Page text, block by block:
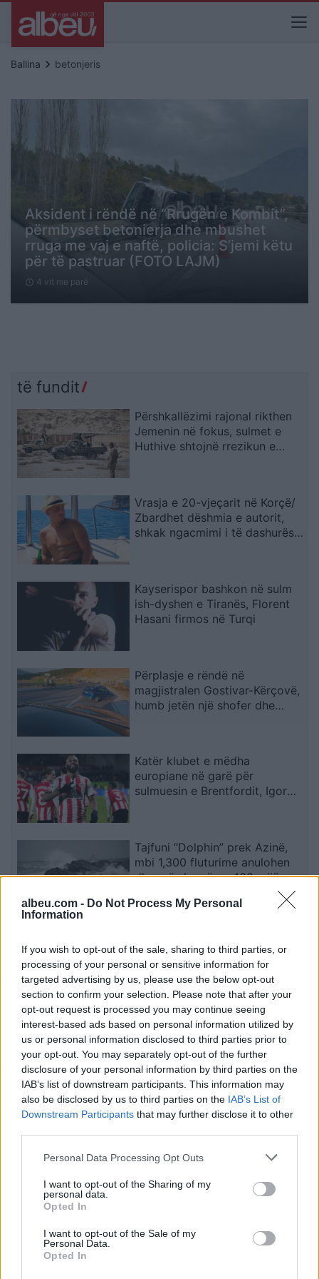
albeu.com - Do Not Process My Personal
Information
If you wish to opt-out of the sale, sharing to third parties, or
processing of your personal or sensitive information for
targeted advertising by us, please use the below opt-out
section to confirm your selection. Please note that after your
opt-out request is processed you may continue seeing
interest-based ads based on personal information utilized by
us or personal information disclosed to third parties prior to
your opt-out. You may separately opt-out of the further
disclosure of your personal information by third parties on the
IAB’s list of downstream participants. This information may
also be disclosed by us to third parties on the IAB’s List of
Downstream Participants that may further disclose it to other
Personal Data Processing Opt Outs
I want to opt-out of the Sharing of my
personal data.
Opted In
I want to opt-out of the Sale of my
Personal Data.
Opted In
Ballina keyboard_arrow_right betonjeris
Aksident i rëndë në “Rrugën e Kombit”,
përmbyset betonierja dhe mbushet
rruga me vaj e naftë, policia: S’jemi këtu
për të pastruar (FOTO LAJM)
schedule 4 vit me parë
të fundit
Përshkallëzimi rajonal rikthen
Jemenin në fokus, sulmet e
Huthive shtojnë rrezikun e
Vrasja e 20-vjeçarit në Korçë/
Zbardhet dëshmia e autorit,
shkak ngacmimi i të dashurës
Kayserispor bashkon në sulm
ish-dyshen e Tiranës, Florent
Hasani firmos në Turqi
Përplasje e rëndë në
magjistralen Gostivar-Kërçovë,
humb jetën një shofer dhe
Katër klubet e mëdha
europiane në garë për
sulmuesin e Brentfordit, Igor
Tajfuni “Dolphin” prek Azinë,
mbi 1,300 fluturime anulohen
dhe më shumë se 400 mijë
duke shkrumbuar sipërfaqe të
mëdha/ Rama: Shmangëm një
bilanc tragjik